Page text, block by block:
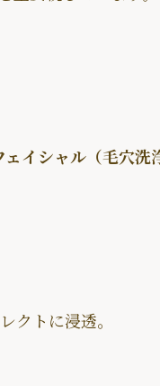
イシャル（毛穴洗
クトに浸透。